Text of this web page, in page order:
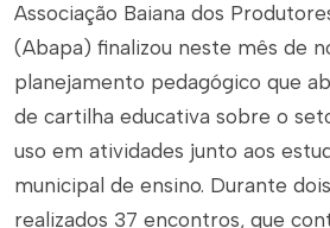
Associação Baiana dos
(Abapa) finalizou neste mês de
planejamento pedagógico que
de cartilha educativa sobre o
uso em atividades junto aos
municipal de ensino. Durante
realizados 37 encontros, que